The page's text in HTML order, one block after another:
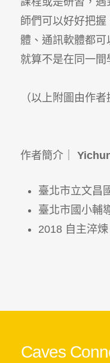
師們可以好好把
體、通訊軟體都
就算不是在同一間
（以上附圖由作者
作者簡介｜
臺北市立文昌
臺北市國小輔
2018 自主淬
Caves